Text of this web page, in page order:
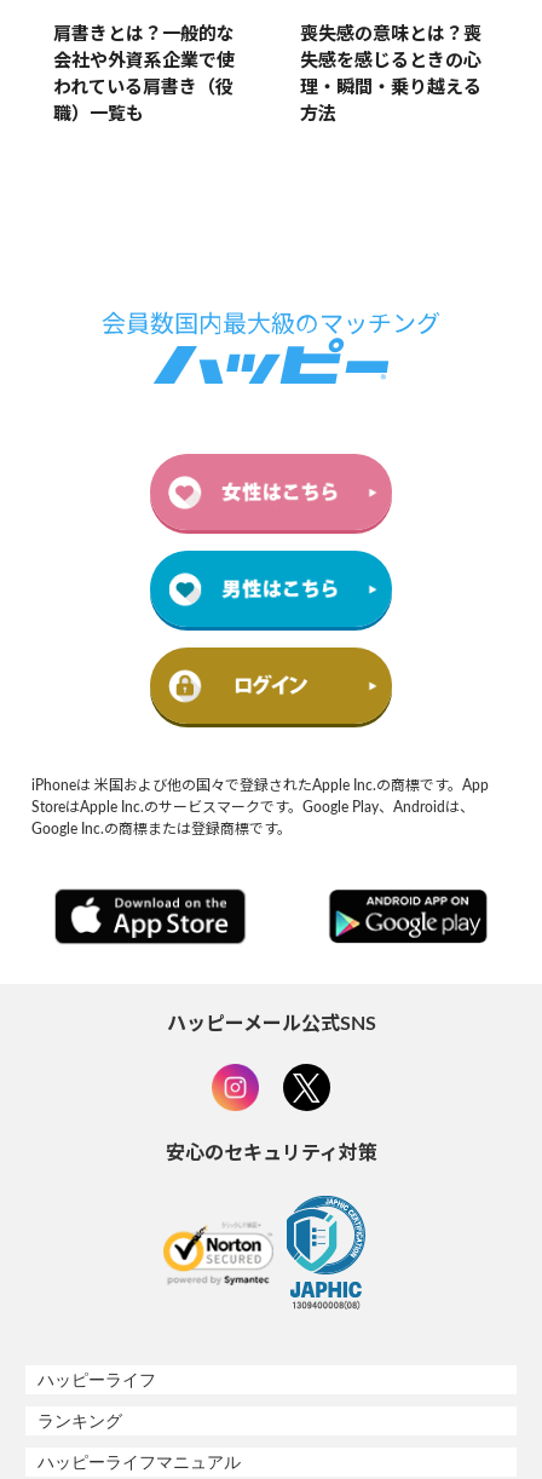
肩書きとは？一般的な
会社や外資系企業で使
われている肩書き（役
職）一覧も
喪失感の意味とは？喪
失感を感じるときの心
理・瞬間・乗り越える
方法
iPhoneは 米国および他の国々で登録されたApple Inc.の商標です。App
StoreはApple Inc.のサービスマークです。Google Play、Androidは、
Google Inc.の商標または登録商標です。
ハッピーメール公式SNS
安心のセキュリティ対策
ハッピーライフ
ランキング
ハッピーライフマニュアル